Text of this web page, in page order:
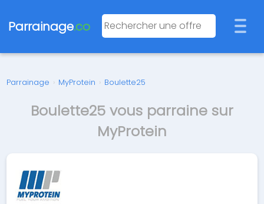
Parrainage.co
Parrainage › MyProtein › Boulette25
Boulette25 vous parraine sur
MyProtein